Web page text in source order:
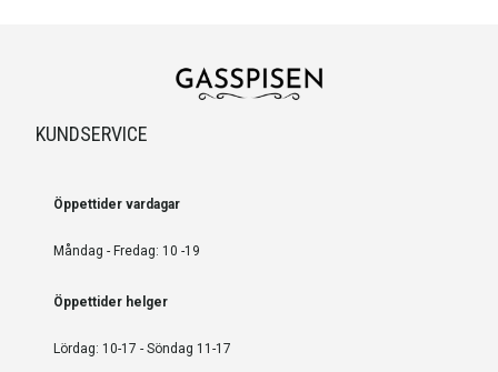
KUNDSERVICE
Öppettider vardagar
Måndag - Fredag: 10 -19
Öppettider helger
Lördag: 10-17 - Söndag 11-17